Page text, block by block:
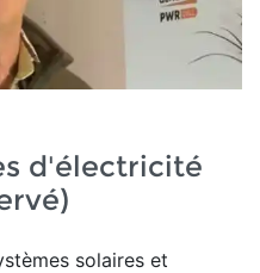
d'électricité
solaires et